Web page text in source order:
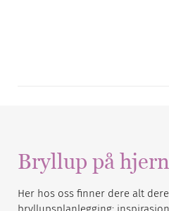
Bryllup på
Her hos oss finner dere alt